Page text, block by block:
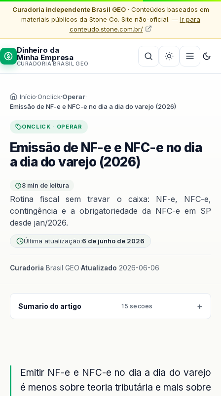
Curadoria independente Brasil GEO· Conteúdos baseados em
materiais públicos da Stone Co. Site não-oficial. — Ir para
conteudo.stone.com.br/
Dinheiro da
Minha Empresa
CURADORIA BRASIL GEO
Início·Onclick·Operar·
Emissão de NF-e e NFC-e no dia a dia do varejo (2026)
ONCLICK · OPERAR
Emissão de NF-e e NFC-e no dia
a dia do varejo (2026)
8 min de leitura
Rotina fiscal sem travar o caixa: NF-e, NFC-e,
contingência e a obrigatoriedade da NFC-e em SP
desde jan/2026.
Última atualização:6 de junho de 2026
Curadoria Brasil GEO·Atualizado 2026-06-06
Sumario do artigo 15 secoes
Emitir NF-e e NFC-e no dia a dia do varejo
é menos sobre teoria tributária e mais sobre